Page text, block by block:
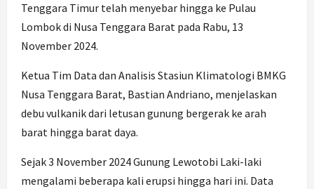
Tenggara Timur telah menyebar hingga ke Pulau
Lombok di Nusa Tenggara Barat pada Rabu, 13
November 2024.
Ketua Tim Data dan Analisis Stasiun Klimatologi BMKG
Nusa Tenggara Barat, Bastian Andriano, menjelaskan
debu vulkanik dari letusan gunung bergerak ke arah
barat hingga barat daya.
Sejak 3 November 2024 Gunung Lewotobi Laki-laki
mengalami beberapa kali erupsi hingga hari ini. Data